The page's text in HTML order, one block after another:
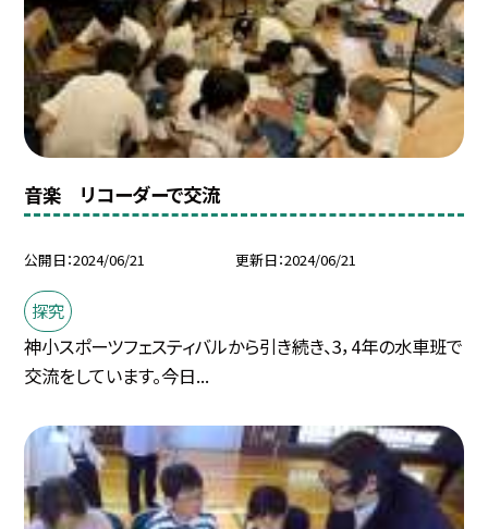
音楽 リコーダーで交流
公開日 2024/06/21 更新日 2024/06/21
探究
神小スポーツフェスティバルから引き続き、3，4年の水車班で
交流をしています。今日...